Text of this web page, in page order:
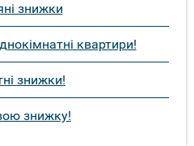
знижки
квартири!
знижки!
знижку!